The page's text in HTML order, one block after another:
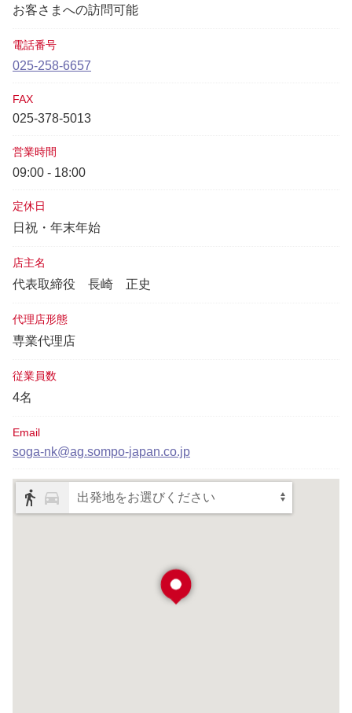
お客さまへの訪問可能
電話番号
025-258-6657
FAX
025-378-5013
営業時間
09:00 - 18:00
定休日
日祝・年末年始
店主名
代表取締役 長崎 正史
代理店形態
専業代理店
従業員数
4名
Email
soga-nk@ag.sompo-japan.co.jp
出発地をお選びください